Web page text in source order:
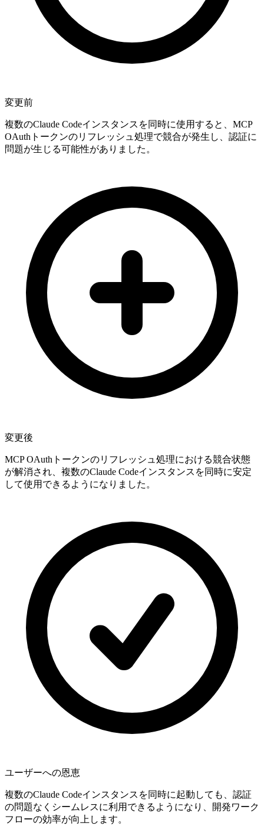
変更前
複数のClaude Codeインスタンスを同時に使用すると、MCP
OAuthトークンのリフレッシュ処理で競合が発生し、認証に
問題が生じる可能性がありました。
変更後
MCP OAuthトークンのリフレッシュ処理における競合状態
が解消され、複数のClaude Codeインスタンスを同時に安定
して使用できるようになりました。
ユーザーへの恩恵
複数のClaude Codeインスタンスを同時に起動しても、認証
の問題なくシームレスに利用できるようになり、開発ワーク
フローの効率が向上します。